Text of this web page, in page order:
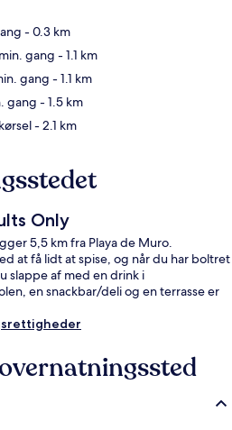
- 0.3 km
gang - 1.1 km
gang - 1.1 km
gang - 1.5 km
- 2.1 km
Only
5,5 km fra Playa de Muro.
at få lidt at spise, og når du har boltret
slappe af med en drink i
en snackbar/deli og en terrasse er